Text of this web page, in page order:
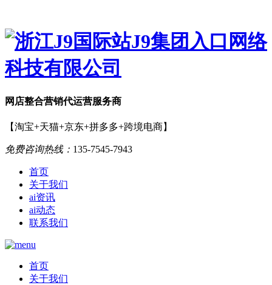
网店整合营销代运营服务商
【淘宝+天猫+京东+拼多多+跨境电商】
免费咨询热线： 135-7545-7943
首页
关于我们
ai资讯
ai动态
联系我们
首页
关于我们